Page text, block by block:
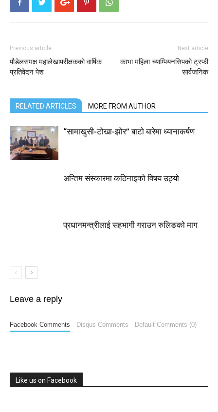
Previous article
पौडेलसमक्ष महालेखापरीक्षकको वार्षिक
प्रतिवेदन पेश
Next article
काभा महिला च्याम्पियनसिपको ट्रफी
सार्वजनिक
RELATED ARTICLES MORE FROM AUTHOR
“सामाखुसी-टोखा-झोर” बाटो बारेमा ध्यानाकर्षण
अन्तिम संस्कारमा कठिनाइको विषय उठ्याे
प्रधानमन्त्रीलाई सहभागी गराउन रुलिङको माग
Leave a reply
Facebook Comments Disqus Comments Default Comments (0)
Like us on Facebook